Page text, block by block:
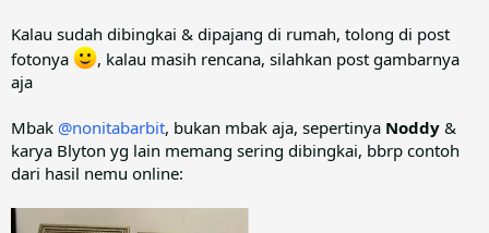
Kalau sudah dibingkai & dipajang di rumah, tolong di post
fotonya
, kalau masih rencana, silahkan post gambarnya
aja
Mbak @nonitabarbit, bukan mbak aja, sepertinya Noddy &
karya Blyton yg lain memang sering dibingkai, bbrp contoh
dari hasil nemu online: